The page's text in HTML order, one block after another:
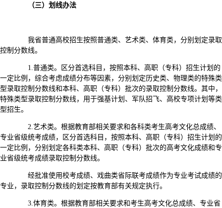
（三）划线办法
我省普通高校招生按照普通类、艺术类、体育类，分别划定录取
控制分数线。
1.普通类。区分首选科目，按照本科、高职（专科）招生计划的
一定比例，综合考虑成绩分布等因素，分别划定历史类、物理类的特殊类
型录取控制分数线和本科、高职（专科）批次的录取控制分数线。其中，
特殊类型录取控制分数线，用于强基计划、军队招飞、高校专项计划等类
型招生。
2.艺术类。根据教育部相关要求和各科类考生高考文化总成绩、
专业省级统考成绩，区分首选科目，按照本科、高职（专科）招生计划的
一定比例，分别划定各科类本科、高职（专科）批次的高考文化成绩和专
业省级统考成绩录取控制分数线。
经批准使用校考成绩、戏曲类省际联考成绩作为专业考试成绩的
专业，录取控制分数线的划定按教育部有关规定执行。
3.体育类。根据教育部相关要求和考生高考文化总成绩、专业省